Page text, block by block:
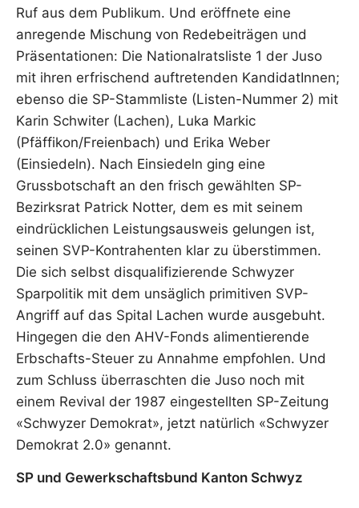
Ruf aus dem Publikum. Und eröffnete eine
anregende Mischung von Redebeiträgen und
Präsentationen: Die Nationalratsliste 1 der Juso
mit ihren erfrischend auftretenden KandidatInnen;
ebenso die SP-Stammliste (Listen-Nummer 2) mit
Karin Schwiter (Lachen), Luka Markic
(Pfäffikon/Freienbach) und Erika Weber
(Einsiedeln). Nach Einsiedeln ging eine
Grussbotschaft an den frisch gewählten SP-
Bezirksrat Patrick Notter, dem es mit seinem
eindrücklichen Leistungsausweis gelungen ist,
seinen SVP-Kontrahenten klar zu überstimmen.
Die sich selbst disqualifizierende Schwyzer
Sparpolitik mit dem unsäglich primitiven SVP-
Angriff auf das Spital Lachen wurde ausgebuht.
Hingegen die den AHV-Fonds alimentierende
Erbschafts-Steuer zu Annahme empfohlen. Und
zum Schluss überraschten die Juso noch mit
einem Revival der 1987 eingestellten SP-Zeitung
«Schwyzer Demokrat», jetzt natürlich «Schwyzer
Demokrat 2.0» genannt.
SP und Gewerkschaftsbund Kanton Schwyz